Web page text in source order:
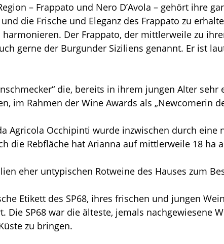
– Frappato und Nero D’Avola – gehört ihre
die Frische und Eleganz des Frappato zu
Der Frappato, der mittlerweile zu
gerne der Burgunder Siziliens genannt. Er ist
die, bereits in ihrem jungen Alter
im Rahmen der Wine Awards als „Newcomerin
Agricola Occhipinti wurde inzwischen durch
die Rebfläche hat Arianna auf mittlerweile 18 ha
eher untypischen Rotweine des Hauses zum
Etikett des SP68, ihres frischen und jungen
Die SP68 war die älteste, jemals nachgewiesene
zu bringen.